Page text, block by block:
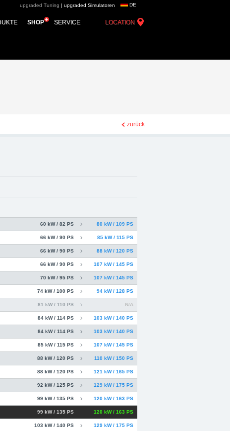
group - Chiptuning,
DE
LOCATION
SERVICE
SHOP
upgraded Tuning | upgraded Simulatoren
zurück
80 kW / 109 PS
60 kW / 82 PS
85 kW / 115 PS
66 kW / 90 PS
88 kW / 120 PS
66 kW / 90 PS
107 kW / 145 PS
66 kW / 90 PS
107 kW / 145 PS
70 kW / 95 PS
94 kW / 128 PS
74 kW / 100 PS
N/A
81 kW / 110 PS
103 kW / 140 PS
84 kW / 114 PS
103 kW / 140 PS
84 kW / 114 PS
107 kW / 145 PS
85 kW / 115 PS
110 kW / 150 PS
88 kW / 120 PS
121 kW / 165 PS
88 kW / 120 PS
129 kW / 175 PS
92 kW / 125 PS
120 kW / 163 PS
99 kW / 135 PS
120 kW / 163 PS
99 kW / 135 PS
129 kW / 175 PS
103 kW / 140 PS